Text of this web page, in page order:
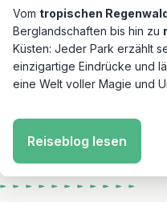
Vom tropischen
Berglandschaften bis hin zu
Küsten: Jeder Park erzählt
einzigartige Eindrücke und
eine Welt voller Magie und
Reiseblog lesen